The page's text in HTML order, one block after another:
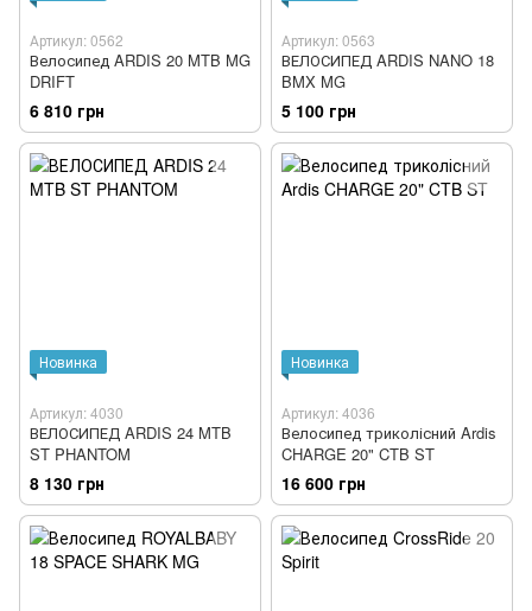
Артикул: 0562
Велосипед ARDIS 20 MTB MG
DRIFT
6 810 грн
Артикул: 0563
ВЕЛОСИПЕД ARDIS NANO 18
BMX MG
5 100 грн
Новинка
Артикул: 4030
ВЕЛОСИПЕД ARDIS 24 MTB
ST PHANTOM
8 130 грн
Новинка
Артикул: 4036
Велосипед триколісний Ardis
CHARGE 20" CTB ST
16 600 грн